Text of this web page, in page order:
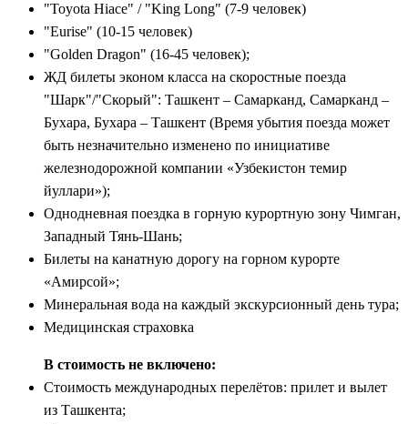
"Toyota Hiace" / "King Long" (7-9 человек)
"Eurise" (10-15 человек)
"Golden Dragon" (16-45 человек);
ЖД билеты эконом класса на скоростные поезда
"Шарк"/"Скорый": Ташкент – Самарканд, Самарканд –
Бухара, Бухара – Ташкент (Время убытия поезда может
быть незначительно изменено по инициативе
железнодорожной компании «Узбекистон темир
йуллари»);
Однодневная поездка в горную курортную зону Чимган,
Западный Тянь-Шань;
Билеты на канатную дорогу на горном курорте
«Амирсой»;
Минеральная вода на каждый экскурсионный день тура;
Медицинская страховка
В стоимость не включено:
Стоимость международных перелётов: прилет и вылет
из Ташкента;